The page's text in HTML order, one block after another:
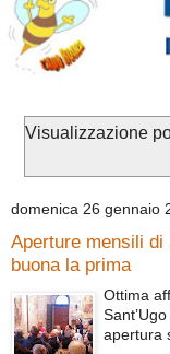
Visualizzazione
domenica 26 gennaio
Aperture mensili di
buona la prima
Ottima
apertura